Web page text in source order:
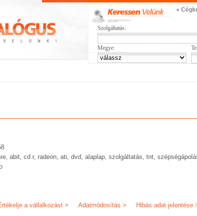
«
Szolgáltatás:
Megye:
abit, cd r, radeon, ati, dvd, alaplap, szolgáltatás, tnt,
Hibás adat jelentése
Adatmódosítás >
a vállalkozást >